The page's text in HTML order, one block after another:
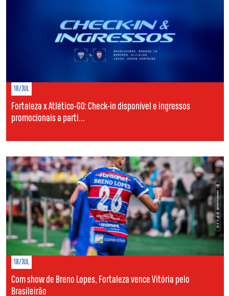
18/JUL
Fortaleza x Atlético-GO: Check-in disponível e ingressos
promocionais a parti...
18/JUL
Com show de Breno Lopes, Fortaleza vence Vitória pelo
Brasileirão